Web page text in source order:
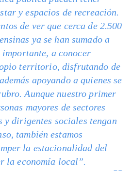
y espacios de recreación.
de ver que cerca de 2.500
ya se han sumado a
a conocer
territorio, disfrutando de
apoyando a quienes se
Aunque nuestro primer
mayores de sectores
y dirigentes sociales tengan
también estamos
la estacionalidad del
la economía local”.